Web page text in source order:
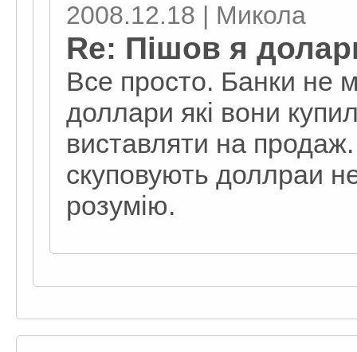
2008.12.18 | Микола
Re: Пішов я
Все просто. Банки не
доллари які вони
виставляти на
скуповують доллраи
розумію.